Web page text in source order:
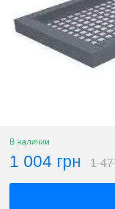
В наличии
1 004 грн 1